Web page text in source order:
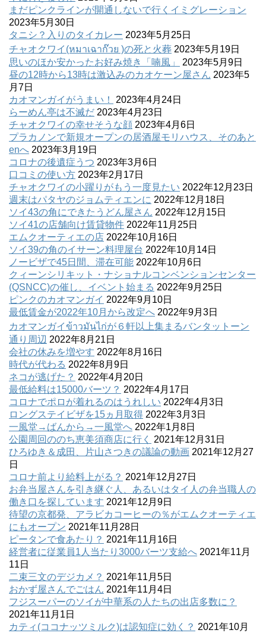
まだピンクラインが開通しないで行くイミグレーション
2023年5月30日
タニシ？入りのタイカレー 2023年5月25日
チャオクワイ(หมาเฉาก๊วย )の死と火葬 2023年5月19日
思いのほか安かったお好み焼き「喃風」
2023年5月9日
昼の12時から13時は激込みのカオケーン屋さん 2023年5
月7日
カオマンガイがうまい！
2023年4月24日
らーめん亭は不滅だ 2023年4月23日
チャオクワイの幸せそうな顔 2023年4月6日
プラカノンで新規オープンの居酒屋モリハウス、そのあと
enへ 2023年3月19日
コロナの後遺症うつ 2023年3月6日
口コミの使い方 2023年2月17日
チャオクワイの小躍りがもう一度見たい 2022年12月23日
週末はパタヤのジョムティエンに 2022年12月18日
ソイ43の角にできたうどん屋さん 2022年12月15日
ソイ41の店舗向け賃貸物件 2022年11月25日
エムクオーティエの店 2022年10月16日
ソイ39の角のイサーン料理屋台 2022年10月14日
ノービザで45日間、滞在可能 2022年10月6日
クィーンシリキット・ナショナルコンベンションセンター
(QSNCC)の催し、イベント始まる 2022年9月25日
ピンクのカオマンガイ 2022年9月10日
最低賃金が2022年10月から改定へ 2022年9月3日
カオマンガイข้าวมันไก่が６軒以上集まるバンタットーン
通り周辺 2022年8月21日
会社の休みを増やす 2022年8月16日
時代が代わる 2022年8月9日
ネコが逃げた？ 2022年4月20日
最低給料は15000バーツ？ 2022年4月17日
コロナでポロが着れるのはうれしい 2022年4月3日
ロングステイビザを15ヵ月取得 2022年3月3日
一風堂→ばんから→一風堂へ 2022年1月8日
公園周回ののち恵美須商店に行く
2021年12月31日
ひろゆき＆成田、片山さつきの議論の動画 2021年12月27
日
コロナ前より給料上がる？ 2021年12月27日
お弁当屋さんを引き継ぐ人、あるいはタイ人の弁当職人の
働き口を探しています 2021年12月9日
待望の京都発、アラビカコーヒーの％がエムクオーティエ
にもオープン 2021年11月28日
ピータンで食あたり？ 2021年11月16日
経営者に従業員1人当たり3000バーツ支給へ 2021年11月
11日
二束三文のデジカメ？ 2021年11月5日
おかず屋さんでごはん 2021年11月4日
フジスーパーのソイが中華系の人たちの出店多数に？
2021年11月1日
カティ(ココナッツミルク)は認知症に効く？ 2021年10月